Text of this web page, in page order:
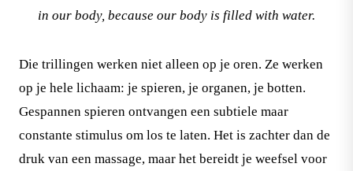
in our body, because our body is filled with water.
Die trillingen werken niet alleen op je oren. Ze werken
op je hele lichaam: je spieren, je organen, je botten.
Gespannen spieren ontvangen een subtiele maar
constante stimulus om los te laten. Het is zachter dan de
druk van een massage, maar het bereidt je weefsel voor